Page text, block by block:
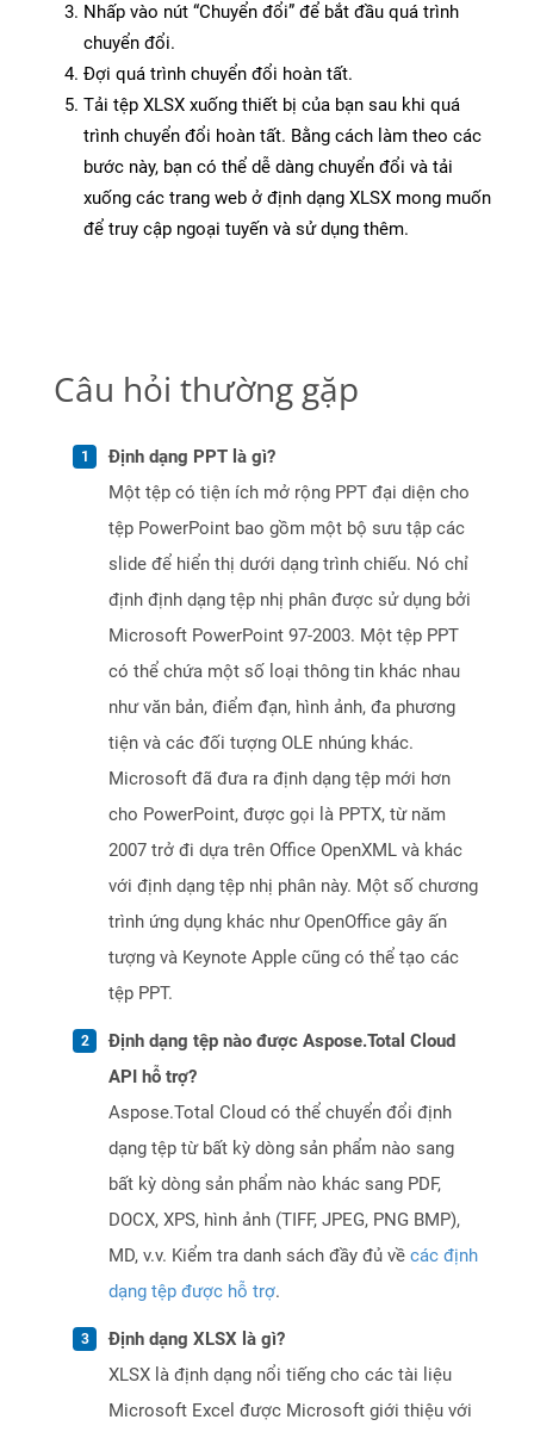
Nhấp vào nút “Chuyển đổi” để bắt đầu quá trình
chuyển đổi.
Đợi quá trình chuyển đổi hoàn tất.
Tải tệp XLSX xuống thiết bị của bạn sau khi quá
trình chuyển đổi hoàn tất. Bằng cách làm theo các
bước này, bạn có thể dễ dàng chuyển đổi và tải
xuống các trang web ở định dạng XLSX mong muốn
để truy cập ngoại tuyến và sử dụng thêm.
Câu hỏi thường gặp
Định dạng PPT là gì?
Một tệp có tiện ích mở rộng PPT đại diện cho
tệp PowerPoint bao gồm một bộ sưu tập các
slide để hiển thị dưới dạng trình chiếu. Nó chỉ
định định dạng tệp nhị phân được sử dụng bởi
Microsoft PowerPoint 97-2003. Một tệp PPT
có thể chứa một số loại thông tin khác nhau
như văn bản, điểm đạn, hình ảnh, đa phương
tiện và các đối tượng OLE nhúng khác.
Microsoft đã đưa ra định dạng tệp mới hơn
cho PowerPoint, được gọi là PPTX, từ năm
2007 trở đi dựa trên Office OpenXML và khác
với định dạng tệp nhị phân này. Một số chương
trình ứng dụng khác như OpenOffice gây ấn
tượng và Keynote Apple cũng có thể tạo các
tệp PPT.
Định dạng tệp nào được Aspose.Total Cloud
API hỗ trợ?
Aspose.Total Cloud có thể chuyển đổi định
dạng tệp từ bất kỳ dòng sản phẩm nào sang
bất kỳ dòng sản phẩm nào khác sang PDF,
DOCX, XPS, hình ảnh (TIFF, JPEG, PNG BMP),
MD, v.v. Kiểm tra danh sách đầy đủ về các định
dạng tệp được hỗ trợ.
Định dạng XLSX là gì?
XLSX là định dạng nổi tiếng cho các tài liệu
Microsoft Excel được Microsoft giới thiệu với